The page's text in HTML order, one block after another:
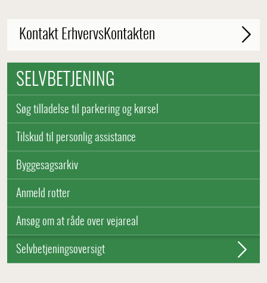
Kontakt ErhvervsKontakten
SELVBETJENING
Søg tilladelse til parkering og kørsel
Tilskud til personlig assistance
Byggesagsarkiv
Anmeld rotter
Ansøg om at råde over vejareal
Selvbetjeningsoversigt